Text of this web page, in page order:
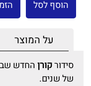
הוסף לסל
על המוצר
סידורקורןהחדש
של שנים.